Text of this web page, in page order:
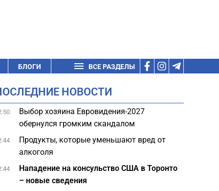
БЛОГИ ВСЕ РАЗДЕЛЫ
НОВОСТИ
Выбор хозяина Евровидения-2027
обернулся громким скандалом
Продукты, которые уменьшают вред от
алкоголя
Нападение на консульство США в Торонто
– новые сведения